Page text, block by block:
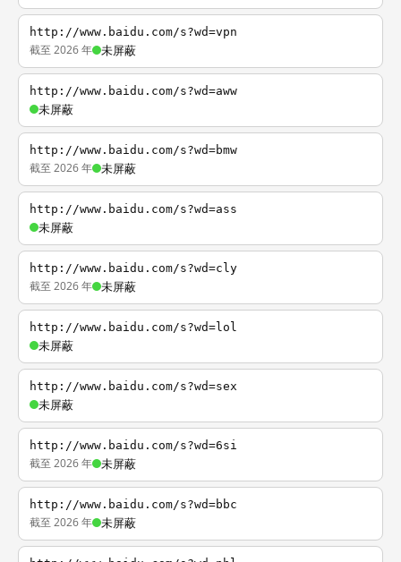
http://www.baidu.com/s?wd=vpn
截至 2026 年 未屏蔽
http://www.baidu.com/s?wd=aww
未屏蔽
http://www.baidu.com/s?wd=bmw
截至 2026 年 未屏蔽
http://www.baidu.com/s?wd=ass
未屏蔽
http://www.baidu.com/s?wd=cly
截至 2026 年 未屏蔽
http://www.baidu.com/s?wd=lol
未屏蔽
http://www.baidu.com/s?wd=sex
未屏蔽
http://www.baidu.com/s?wd=6si
截至 2026 年 未屏蔽
http://www.baidu.com/s?wd=bbc
截至 2026 年 未屏蔽